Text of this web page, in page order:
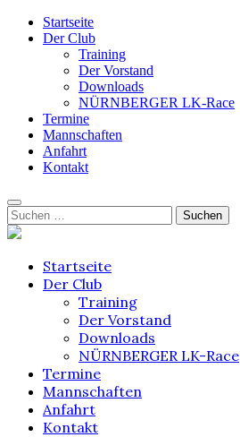
Startseite
Der Club
Training
Der Vorstand
Downloads
NÜRNBERGER LK-Race
Termine
Mannschaften
Anfahrt
Kontakt
Skip
to
Suchen
nach:
Startseite
Der Club
Training
Der Vorstand
Downloads
NÜRNBERGER LK-Race
Termine
Mannschaften
Anfahrt
Kontakt